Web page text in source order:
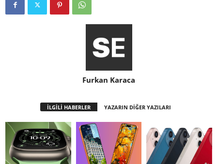
Furkan Karaca
İLGİLİ HABERLER YAZARIN DİĞER YAZILARI